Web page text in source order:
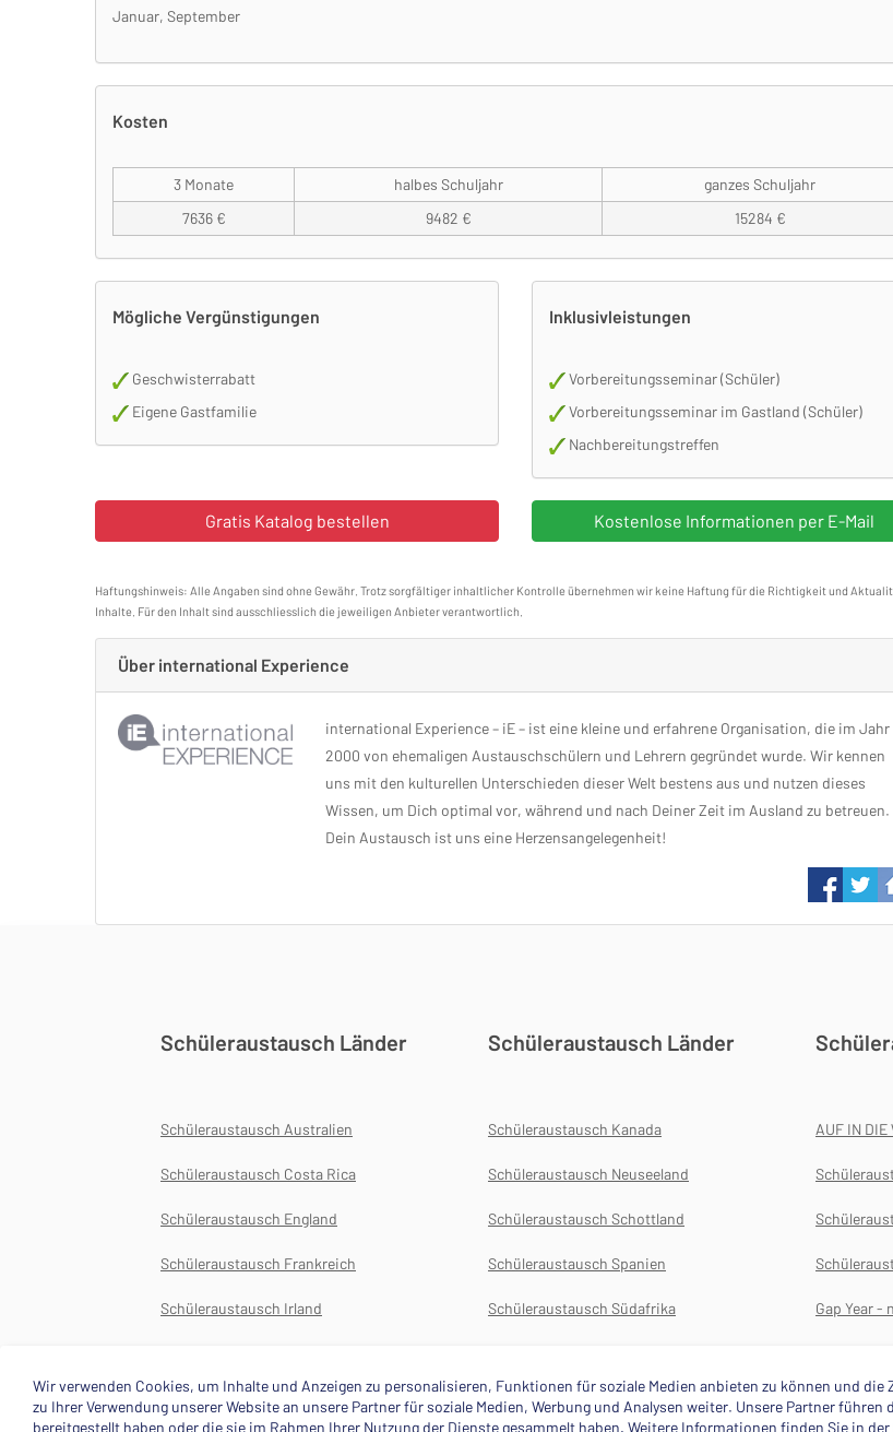
Januar, September
Kosten
3 Monate halbes Schuljahr
ganzes Schuljahr
7636 €
9482 € 15284 €
Mögliche Vergünstigungen
Geschwisterrabatt
Eigene Gastfamilie
Inklusivleistungen
Vorbereitungsseminar (Schüler)
Vorbereitungsseminar im Gastland (Schüler)
Nachbereitungstreffen
Haftungshinweis: Alle Angaben sind ohne Gewähr. Trotz sorgfältiger inhaltlicher Kontrolle übernehmen wir keine Haftung für die Richtigkeit und
Inhalte. Für den Inhalt sind ausschliesslich die jeweiligen Anbieter verantwortlich.
Über international Experience
international Experience – iE – ist eine kleine und erfahrene Organisation, die im Jahr
2000 von ehemaligen Austauschschülern und Lehrern gegründet wurde. Wir kennen
uns mit den kulturellen Unterschieden dieser Welt bestens aus und nutzen dieses
Wissen, um Dich optimal vor, während und nach Deiner Zeit im Ausland zu betreuen.
Dein Austausch ist uns eine Herzensangelegenheit!
Schüleraustausch Länder
Schüleraustausch Australien
Schüleraustausch Costa Rica
Schüleraustausch England
Schüleraustausch Frankreich
Schüleraustausch Irland
Schüleraustausch Länder
Schüleraustausch Kanada
Schüleraustausch Neuseeland
Schüleraustausch Schottland
Schüleraustausch Spanien
Schüleraustausch Südafrika
AUF IN
Gap Year -
Wir verwenden Cookies, um Inhalte und Anzeigen zu personalisieren, Funktionen für soziale Medien anbieten zu können und
zu Ihrer Verwendung unserer Website an unsere Partner für soziale Medien, Werbung und Analysen weiter. Unsere Partner
bereitgestellt haben oder die sie im Rahmen Ihrer Nutzung der Dienste gesammelt haben. Weitere Informationen finden Sie in der